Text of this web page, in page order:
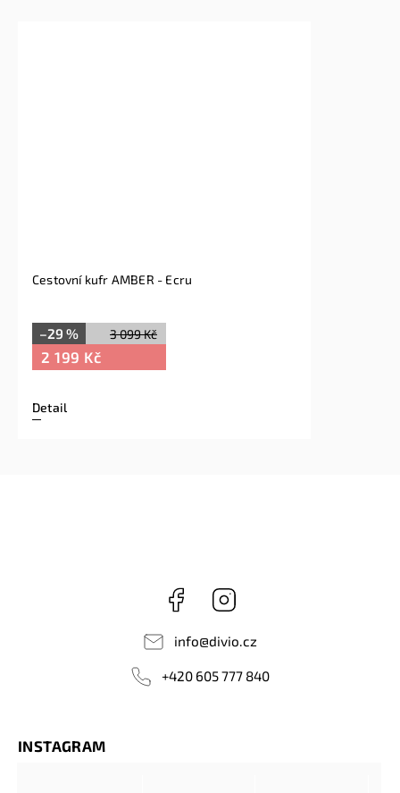
Cestovní kufr AMBER - Ecru
3 099 Kč
–29 %
2 199 Kč
Detail
Facebook
info@divio.cz
+420 605 777 840
INSTAGRAM